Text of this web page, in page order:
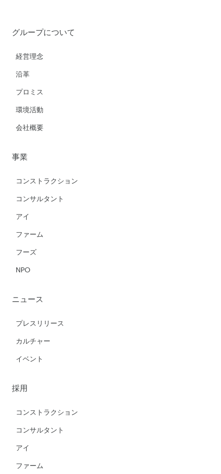
グループについて
経営理念
沿革
プロミス
環境活動
会社概要
事業
コンストラクション
コンサルタント
アイ
ファーム
フーズ
NPO
ニュース
プレスリリース
カルチャー
イベント
採用
コンストラクション
コンサルタント
アイ
ファーム